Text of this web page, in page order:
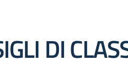
DI